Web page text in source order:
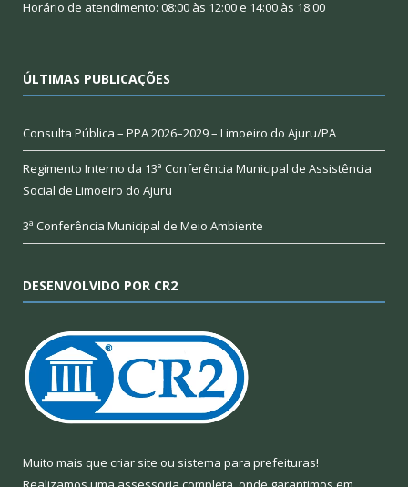
Horário de atendimento: 08:00 às 12:00 e 14:00 às 18:00
ÚLTIMAS PUBLICAÇÕES
Consulta Pública – PPA 2026–2029 – Limoeiro do Ajuru/PA
Regimento Interno da 13ª Conferência Municipal de Assistência
Social de Limoeiro do Ajuru
3ª Conferência Municipal de Meio Ambiente
DESENVOLVIDO POR CR2
Muito mais que criar site ou sistema para prefeituras!